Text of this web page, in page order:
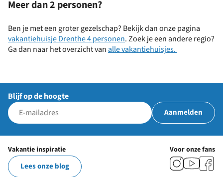
Meer dan 2 personen?
Ben je met een groter gezelschap? Bekijk dan onze pagina
vakantiehuisje Drenthe 4 personen. Zoek je een andere regio?
Ga dan naar het overzicht vanalle vakantiehuisjes.
Blijf op de hoogte
Aanmelden
Vakantie inspiratie
Lees onze blog
Voor onze fans